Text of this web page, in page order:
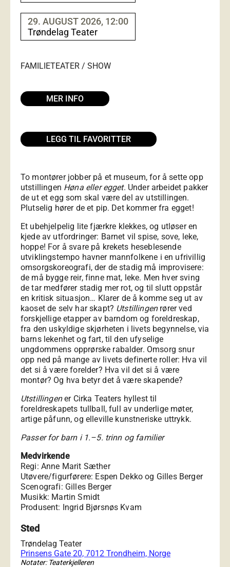
29. AUGUST 2026, 12:00
Trøndelag Teater
FAMILIETEATER / SHOW
MER INFO
LEGG TIL FAVORITTER
To montører jobber på et museum, for å sette opp
utstillingen Høna eller egget. Under arbeidet pakker
de ut et egg som skal være del av utstillingen.
Plutselig hører de et pip. Det kommer fra egget!
Et ubehjelpelig lite fjærkre klekkes, og utløser en
kjede av utfordringer: Barnet vil spise, sove, leke,
hoppe! For å svare på krekets heseblesende
utviklingstempo havner mannfolkene i en ufrivillig
omsorgskoreografi, der de stadig må improvisere:
de må bygge reir, finne mat, leke. Men hver sving
de tar medfører stadig mer rot, og til slutt oppstår
en kritisk situasjon… Klarer de å komme seg ut av
kaoset de selv har skapt? Utstillingenrører ved
forskjellige etapper av barndom og foreldreskap,
fra den uskyldige skjørheten i livets begynnelse, via
barns lekenhet og fart, til den ufyselige
ungdommens opprørske rabalder. Omsorg snur
opp ned på mange av livets definerte roller: Hva vil
det si å være forelder? Hva vil det si å være
montør? Og hva betyr det å være skapende?
Utstillingener Cirka Teaters hyllest til
foreldreskapets tullball, full av underlige møter,
artige påfunn, og elleville kunstneriske uttrykk.
Passer for barn i 1.–5. trinn og familier
Medvirkende
Regi: Anne Marit Sæther
Utøvere/figurførere: Espen Dekko og Gilles Berger
Scenografi: Gilles Berger
Musikk: Martin Smidt
Produsent: Ingrid Bjørsnøs Kvam
Sted
Trøndelag Teater
Prinsens Gate 20, 7012 Trondheim, Norge
Notater: Teaterkjelleren